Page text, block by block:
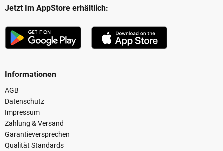
Jetzt Im AppStore erhältlich:
Informationen
AGB
Datenschutz
Impressum
Zahlung & Versand
Garantieversprechen
Qualität Standards